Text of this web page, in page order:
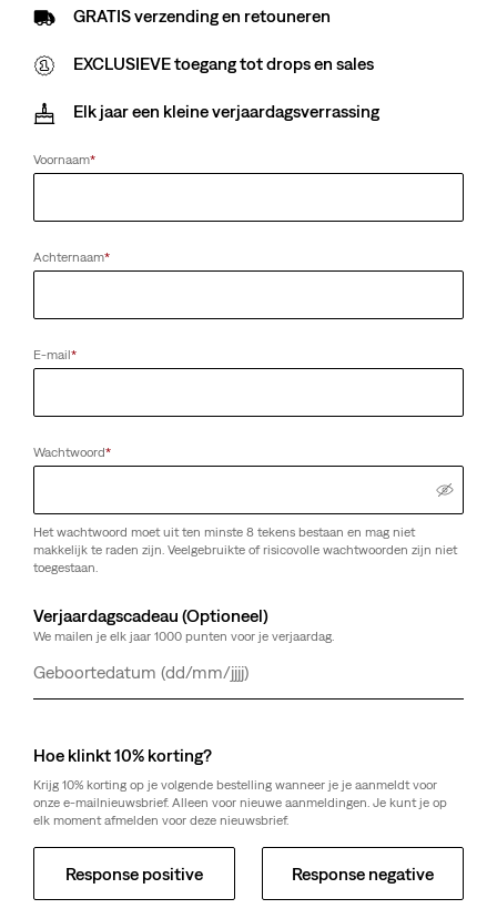
Selecteer aantal
Selecteer aantal
€ 79,99.
Verzending en retourneren
Over Deze Stijl
Original Housemark hoodie aan en je kunt meteen de deur
uit. Dit onmisbare kledingstuk is gemaakt van zachte
sweatstof.
Een premium hoodie zonder franje
Afgewerkt met een ingetogen logo
Stijl 345810060
Kleur: Lead French Terry - Grijs
De pasvorm
Normale pasvorm
Hoodie
Lange mouwen
GRATIS verzending en retouneren
EXCLUSIEVE toegang tot drops en sales
Elk jaar een kleine verjaardagsverrassing
Voornaam*
Achternaam*
E-mail*
Wachtwoord*
Het wachtwoord moet uit ten minste 8 tekens bestaan en mag niet
makkelijk te raden zijn. Veelgebruikte of risicovolle wachtwoorden zijn niet
toegestaan.
Verjaardagscadeau (Optioneel)
We mailen je elk jaar 1000 punten voor je verjaardag.
Dag
Maand
Jaar
Hoe klinkt 10% korting?
Krijg 10% korting op je volgende bestelling wanneer je je aanmeldt voor
onze e-mailnieuwsbrief. Alleen voor nieuwe aanmeldingen. Je kunt je op
elk moment afmelden voor deze nieuwsbrief.
Response positive Response negative